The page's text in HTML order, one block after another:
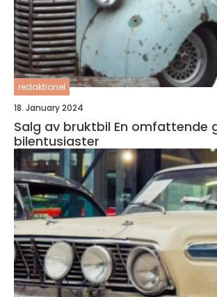
redaktionel
18. January 2024
Salg av bruktbil En omfattende guide for
bilentusiaster